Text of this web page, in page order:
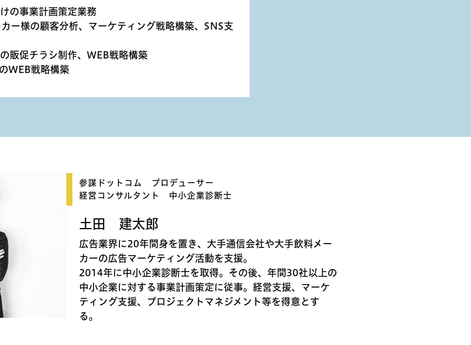
の事業計画策定業務
ー様の顧客分析、マーケティング戦略構築、SNS支
販促チラシ制作、WEB戦略構築
WEB戦略構築
参謀ドットコム プロデューサー
経営コンサルタント 中小企業診断士
土田 建太郎
広告業界に20年間身を置き、大手通信会社や大手飲料メー
カーの広告マーケティング活動を支援。
2014年に中小企業診断士を取得。その後、年間30社以上の
中小企業に対する事業計画策定に従事。経営支援、マーケ
ティング支援、プロジェクトマネジメント等を得意とす
る。